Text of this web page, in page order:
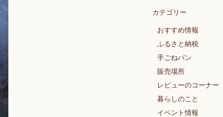
カテゴリー
おすすめ情報
ふるさと納税
手ごねパン
販売場所
レビューのコーナー
暮らしのこと
イベント情報